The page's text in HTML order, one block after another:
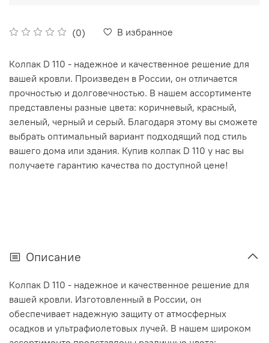
(0) В избранное
Колпак D 110 - надежное и качественное решение для
вашей кровли. Произведен в России, он отличается
прочностью и долговечностью. В нашем ассортименте
представлены разные цвета: коричневый, красный,
зеленый, черный и серый. Благодаря этому вы сможете
выбрать оптимальный вариант подходящий под стиль
вашего дома или здания. Купив колпак D 110 у нас вы
получаете гарантию качества по доступной цене!
Описание
Колпак D 110 - надежное и качественное решение для
вашей кровли. Изготовленный в России, он
обеспечивает надежную защиту от атмосферных
осадков и ультрафиолетовых лучей. В нашем широком